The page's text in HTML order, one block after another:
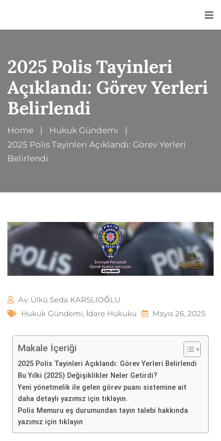
2025 Polis Tayinleri
Açıklandı: Görev Yerleri
Belirlendi
Home
Hukuk Gündemi
2025 Polis Tayinleri Açıklandı: Görev Yerleri
Belirlendi
Av. Ülkü Seda KARSLIOĞLU
Hukuk Gündemi, İdare Hukuku Mayıs 26, 2025
Makale İçeriği
2025 Polis Tayinleri Açıklandı: Görev Yerleri Belirlendi
Bu Yılki (2025) Değişiklikler Neler Getirdi?
Yeni yönetmelik ile gelen görev puanı sistemine ait
daha detaylı yazımız için tıklayın.
Polis Memuru eş durumundan tayin talebi hakkında
yazımız için tıklayın